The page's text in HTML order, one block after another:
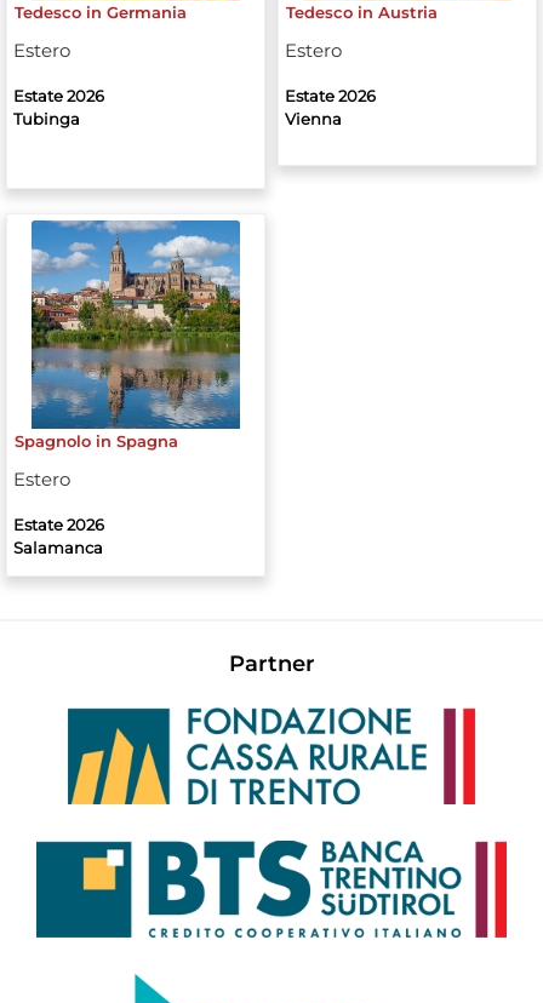
Tedesco in Germania
Estero
Estate 2026
Tubinga
Tedesco in Austria
Estero
Estate 2026
Vienna
Spagnolo in Spagna
Estero
Estate 2026
Salamanca
Partner